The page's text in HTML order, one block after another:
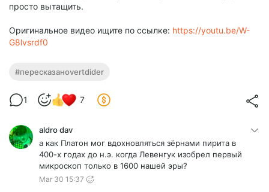
просто вытащить.
Оригинальное видео ищите по ссылке: https://youtu.be/W-
G8lvsrdf0
#пересказаноvertdider
1 7
aldro dav
а как Платон мог вдохновляться зёрнами пирита в
400-х годах до н.э. когда Левенгук изобрел первый
микроскоп только в 1600 нашей эры?
Mar 30 15:37